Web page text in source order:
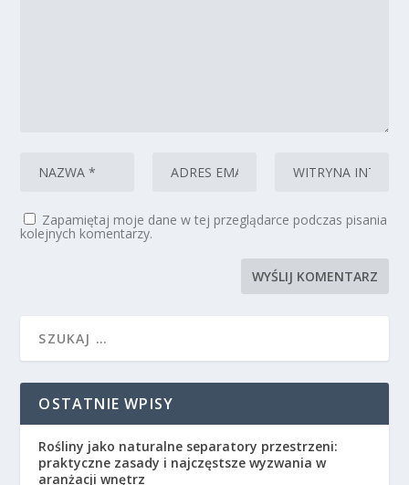
Zapamiętaj moje dane w tej przeglądarce podczas pisania
kolejnych komentarzy.
OSTATNIE WPISY
Rośliny jako naturalne separatory przestrzeni:
praktyczne zasady i najczęstsze wyzwania w
aranżacji wnętrz